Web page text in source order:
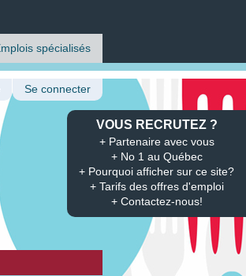
spécialisés
VOUS RECRUTEZ ?
+ Partenaire avec vous
+ No 1 au Québec
+ Pourquoi afficher sur ce site?
+ Tarifs des offres d'emploi
+ Contactez-nous!
Se connecter